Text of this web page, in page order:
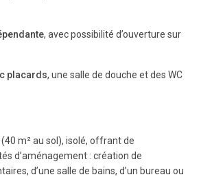
, avec possibilité d’ouverture sur
placards, une salle de douche et des WC
(40 m² au sol), isolé, offrant de
d’aménagement : création de
d’une salle de bains, d’un bureau ou